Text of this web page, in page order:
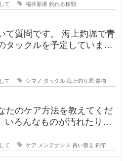
て 福井新港 釣れる種類
す。 海上釣堀で青
タックルを予定していま
て シマノ タックル 海上釣り堀 青物
たのケア方法を教えてくだ
て ケア メンテナンス 買い替え 釣竿